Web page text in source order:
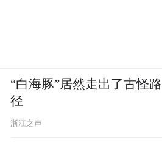
“白海豚”居然走出了古怪路
径
浙江之声